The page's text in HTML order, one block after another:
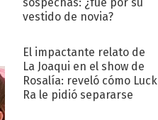
vestido de novia?
El impactante relato de
La Joaqui en el show de
Rosalía: reveló cómo Luck
Ra le pidió separarse